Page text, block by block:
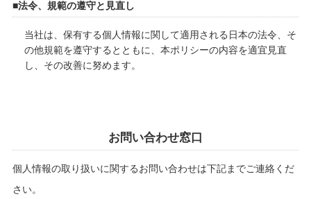
■法令、規範の遵守と見直し
当社は、保有する個人情報に関して適用される日本の法令、そ
の他規範を遵守するとともに、本ポリシーの内容を適宜見直
し、その改善に努めます。
お問い合わせ窓口
個人情報の取り扱いに関するお問い合わせは下記までご連絡くだ
さい。